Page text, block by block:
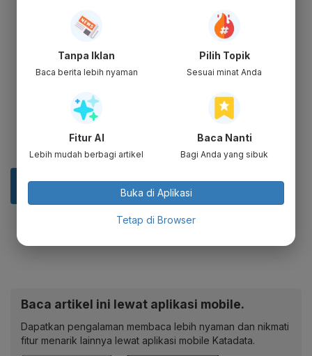
Baca artikel ini lewat aplikasi mobile.
Dapatkan pengalaman membaca lebih nyaman dan nikmati
fitur menarik lainnya lewat aplikasi mobile Katadata.
Tanpa Iklan
Baca berita lebih nyaman
Pilih Topik
Sesuai minat Anda
Fitur AI
Lebih mudah berbagi artikel
Baca Nanti
Bagi Anda yang sibuk
Buka di Aplikasi
Tetap di Browser